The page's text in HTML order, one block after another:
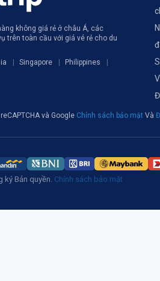
không giá rẻ ở châu Á, các
trên toàn cầu với giá vé rẻ cho du
Singapore
Philippines
và Google Chính sách bảo mật Và
ký Bản quyền. Chính sách bảo mật